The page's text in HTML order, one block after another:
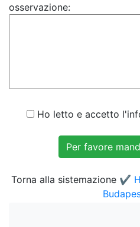
osservazione:
Ho letto e accetto
Torna alla sistemazione ✔️